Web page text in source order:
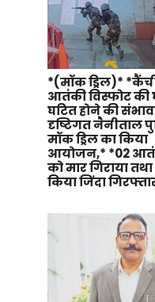
*(मॉक ड्रिल)*
आतंकी विस्फोट की
घटित होने की
दृष्टिगत नैनीताल
मॉक ड्रिल का किया
आयोजन,* *02
को मार गिराया
किया जिंदा